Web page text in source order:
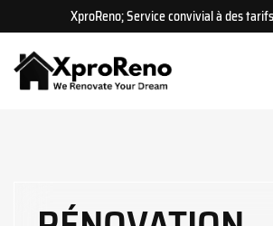
XproReno; Service convivial à des